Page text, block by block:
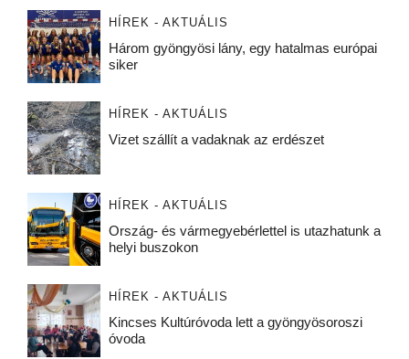
HÍREK - AKTUÁLIS
Három gyöngyösi lány, egy hatalmas európai
siker
HÍREK - AKTUÁLIS
Vizet szállít a vadaknak az erdészet
HÍREK - AKTUÁLIS
Ország- és vármegyebérlettel is utazhatunk a
helyi buszokon
HÍREK - AKTUÁLIS
Kincses Kultúróvoda lett a gyöngyösoroszi
óvoda